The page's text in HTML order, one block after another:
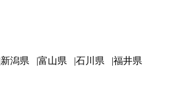
新潟県 富山県 石川県 福井県